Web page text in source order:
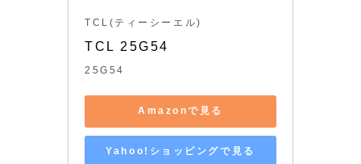
TCL(ティーシーエル)
TCL 25G54
25G54
Amazonで見る
Yahoo!ショッピングで見る